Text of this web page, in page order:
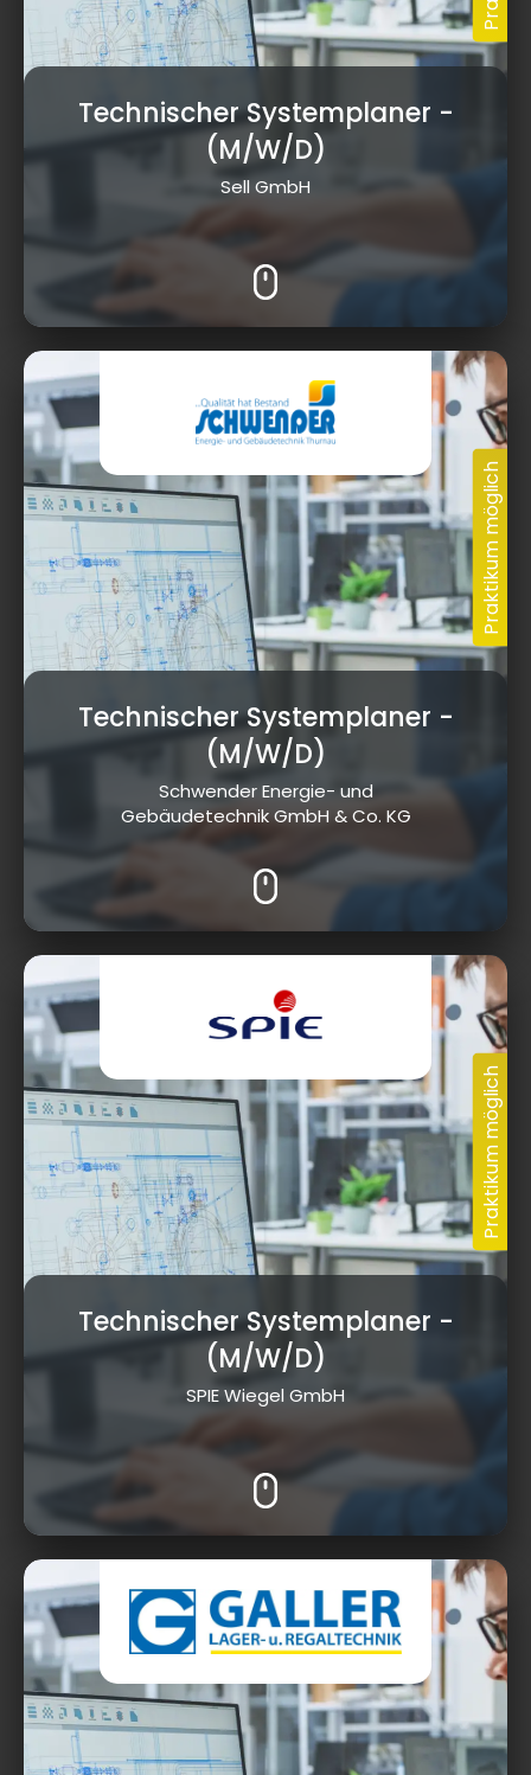
Technischer Systemplaner -
(M/W/D)
Sell GmbH
Technischer Systemplaner -
(M/W/D)
Schwender Energie- und
Gebäudetechnik GmbH & Co. KG
Technischer Systemplaner -
(M/W/D)
SPIE Wiegel GmbH